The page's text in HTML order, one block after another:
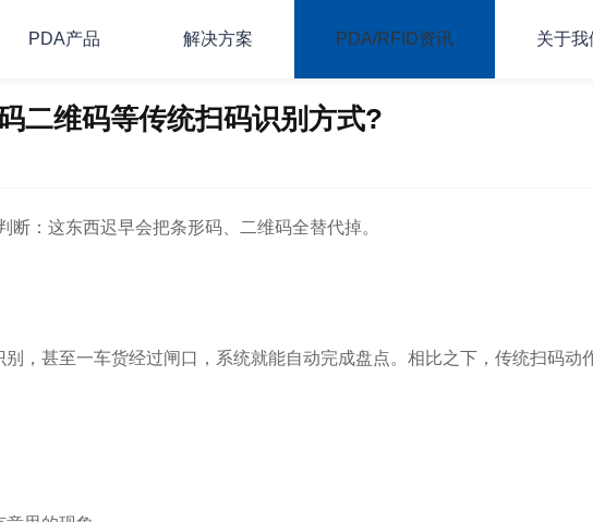
PDA产品 解决方案 PDA/RFID资讯 关于我
二维码等传统扫码识别方式?
：这东西迟早会把条形码、二维码全替代掉。
，甚至一车货经过闸口，系统就能自动完成盘点。相比之下，传统扫码动